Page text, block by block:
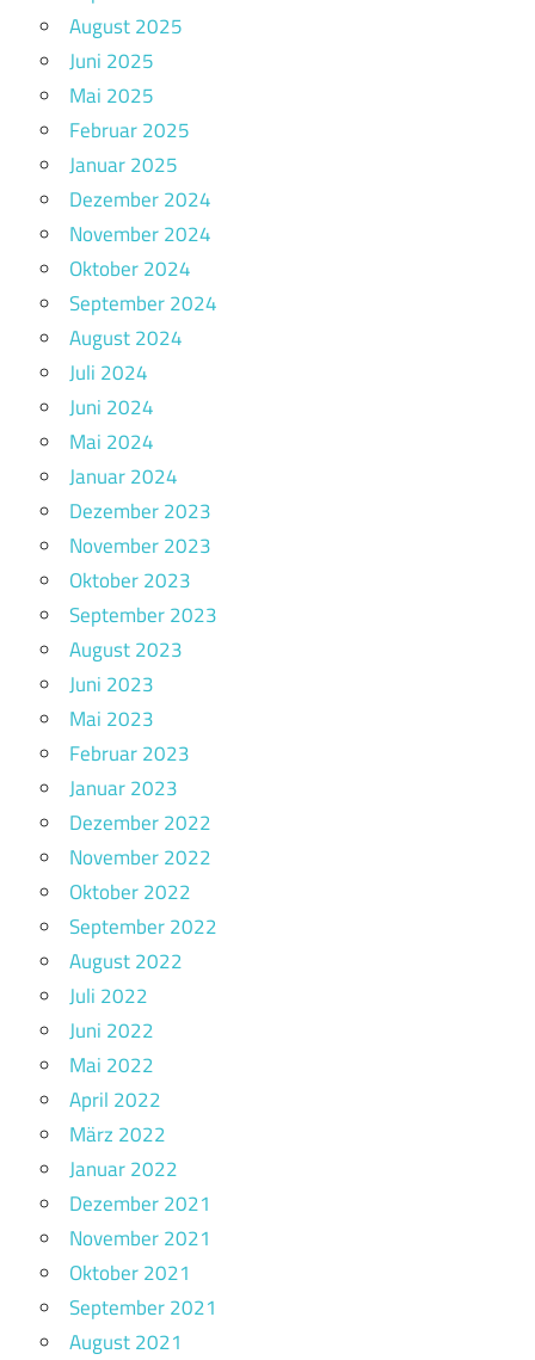
August 2025
Juni 2025
Mai 2025
Februar 2025
Januar 2025
Dezember 2024
November 2024
Oktober 2024
September 2024
August 2024
Juli 2024
Juni 2024
Mai 2024
Januar 2024
Dezember 2023
November 2023
Oktober 2023
September 2023
August 2023
Juni 2023
Mai 2023
Februar 2023
Januar 2023
Dezember 2022
November 2022
Oktober 2022
September 2022
August 2022
Juli 2022
Juni 2022
Mai 2022
April 2022
März 2022
Januar 2022
Dezember 2021
November 2021
Oktober 2021
September 2021
August 2021